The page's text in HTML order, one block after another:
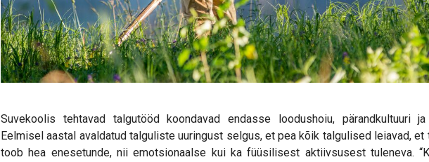
Suvekoolis tehtavad talgutööd koondavad endasse loodushoiu, pärandkultuuri
Eelmisel aastal avaldatud talguliste uuringust selgus, et pea kõik talgulised leiavad,
toob hea enesetunde, nii emotsionaalse kui ka füüsilisest aktiivsusest tuleneva.